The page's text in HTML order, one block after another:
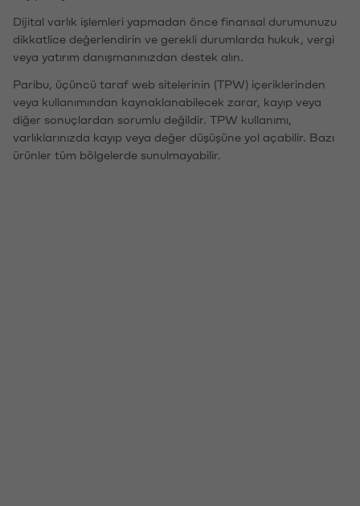
Dijital varlık işlemleri yapmadan önce finansal durumunuzu
dikkatlice değerlendirin ve gerekli durumlarda hukuk, vergi
veya yatırım danışmanınızdan destek alın.
Paribu, üçüncü taraf web sitelerinin (TPW) içeriklerinden
veya kullanımından kaynaklanabilecek zarar, kayıp veya
diğer sonuçlardan sorumlu değildir. TPW kullanımı,
varlıklarınızda kayıp veya değer düşüşüne yol açabilir. Bazı
ürünler tüm bölgelerde sunulmayabilir.